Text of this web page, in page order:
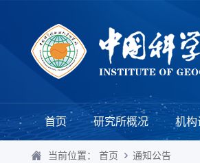
首页 研究所概况 机构
当前位置： 首页 通知公告